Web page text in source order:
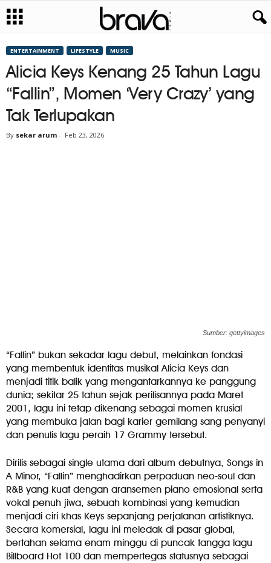
ENTERTAINMENT LIFESTYLE MUSIC
Alicia Keys Kenang 25 Tahun Lagu
“Fallin”, Momen ‘Very Crazy’ yang
Tak Terlupakan
By sekar arum - Feb 23, 2026
Sumber: gettyimages
“Fallin” bukan sekadar lagu debut, melainkan fondasi
yang membentuk identitas musikal Alicia Keys dan
menjadi titik balik yang mengantarkannya ke panggung
dunia; sekitar 25 tahun sejak perilisannya pada Maret
2001, lagu ini tetap dikenang sebagai momen krusial
yang membuka jalan bagi karier gemilang sang penyanyi
dan penulis lagu peraih 17 Grammy tersebut.
Dirilis sebagai single utama dari album debutnya, Songs in
A Minor, “Fallin” menghadirkan perpaduan neo-soul dan
R&B yang kuat dengan aransemen piano emosional serta
vokal penuh jiwa, sebuah kombinasi yang kemudian
menjadi ciri khas Keys sepanjang perjalanan artistiknya.
Secara komersial, lagu ini meledak di pasar global,
bertahan selama enam minggu di puncak tangga lagu
Billboard Hot 100 dan mempertegas statusnya sebagai